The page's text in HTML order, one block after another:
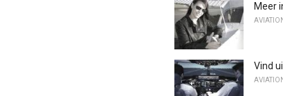
Meer
Vind